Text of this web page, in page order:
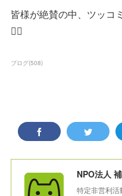
皆様が絶賛の中、ツッコ
🙇‍♀️
ブログ(508)
NPO法人
特定非営利活